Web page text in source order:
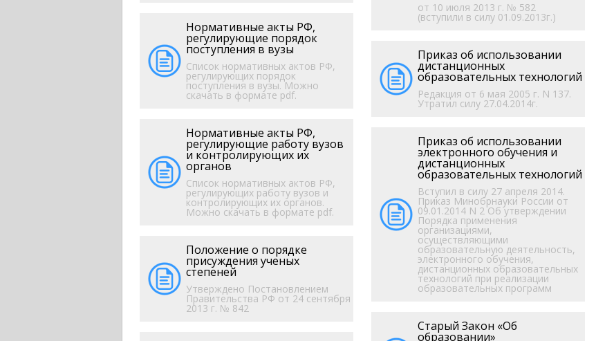
Нормативные акты РФ,
регулирующие порядок
поступления в вузы
Список нормативных актов РФ,
регулирующих порядок
поступления в вузы. Можно
скачать в формате pdf.
Нормативные акты РФ,
регулирующие работу вузов
и контролирующих их
органов
Список нормативных актов РФ,
регулирующих работу вузов и
контролирующих их органов.
Можно скачать в формате pdf.
Положение о порядке
присуждения ученых
степеней
Утверждено Постановлением
Правительства РФ от 24 сентября
2013 г. № 842
от 10 июля 2013 г. № 582
(вступили в силу 01.09.2013г.)
Приказ об использовании
дистанционных
образовательных технологий
Редакция от 6 мая 2005 г. N 137.
Утратил силу 27.04.2014г.
Приказ об использовании
электронного обучения и
дистанционных
образовательных технологий
Вступил в силу 27 апреля 2014.
Приказ Минобрнауки России от
09.01.2014 N 2 Об утверждении
Порядка применения
организациями,
осуществляющими
образовательную деятельность,
электронного обучения,
дистанционных образовательных
технологий при реализации
образовательных программ
Старый Закон «Об
образовании»